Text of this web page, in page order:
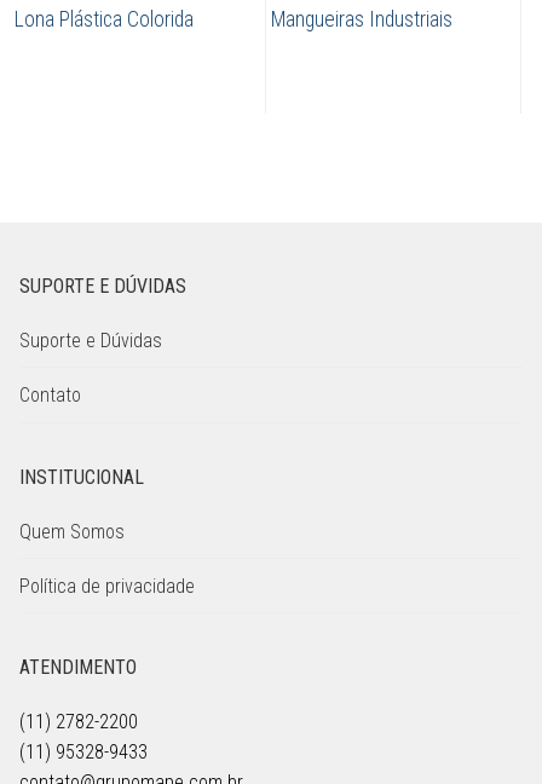
Lona Plástica Colorida Mangueiras Industriais
SUPORTE E DÚVIDAS
Suporte e Dúvidas
Contato
INSTITUCIONAL
Quem Somos
Política de privacidade
ATENDIMENTO
(11) 2782-2200
(11) 95328-9433